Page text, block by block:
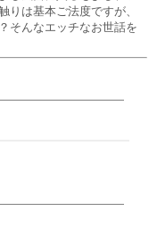
りは基本ご法度ですが、
そんなエッチなお世話を